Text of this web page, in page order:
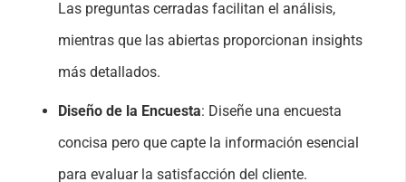
Las preguntas cerradas facilitan el análisis,
mientras que las abiertas proporcionan insights
más detallados.
Diseño de la Encuesta: Diseñe una encuesta
concisa pero que capte la información esencial
para evaluar la satisfacción del cliente.